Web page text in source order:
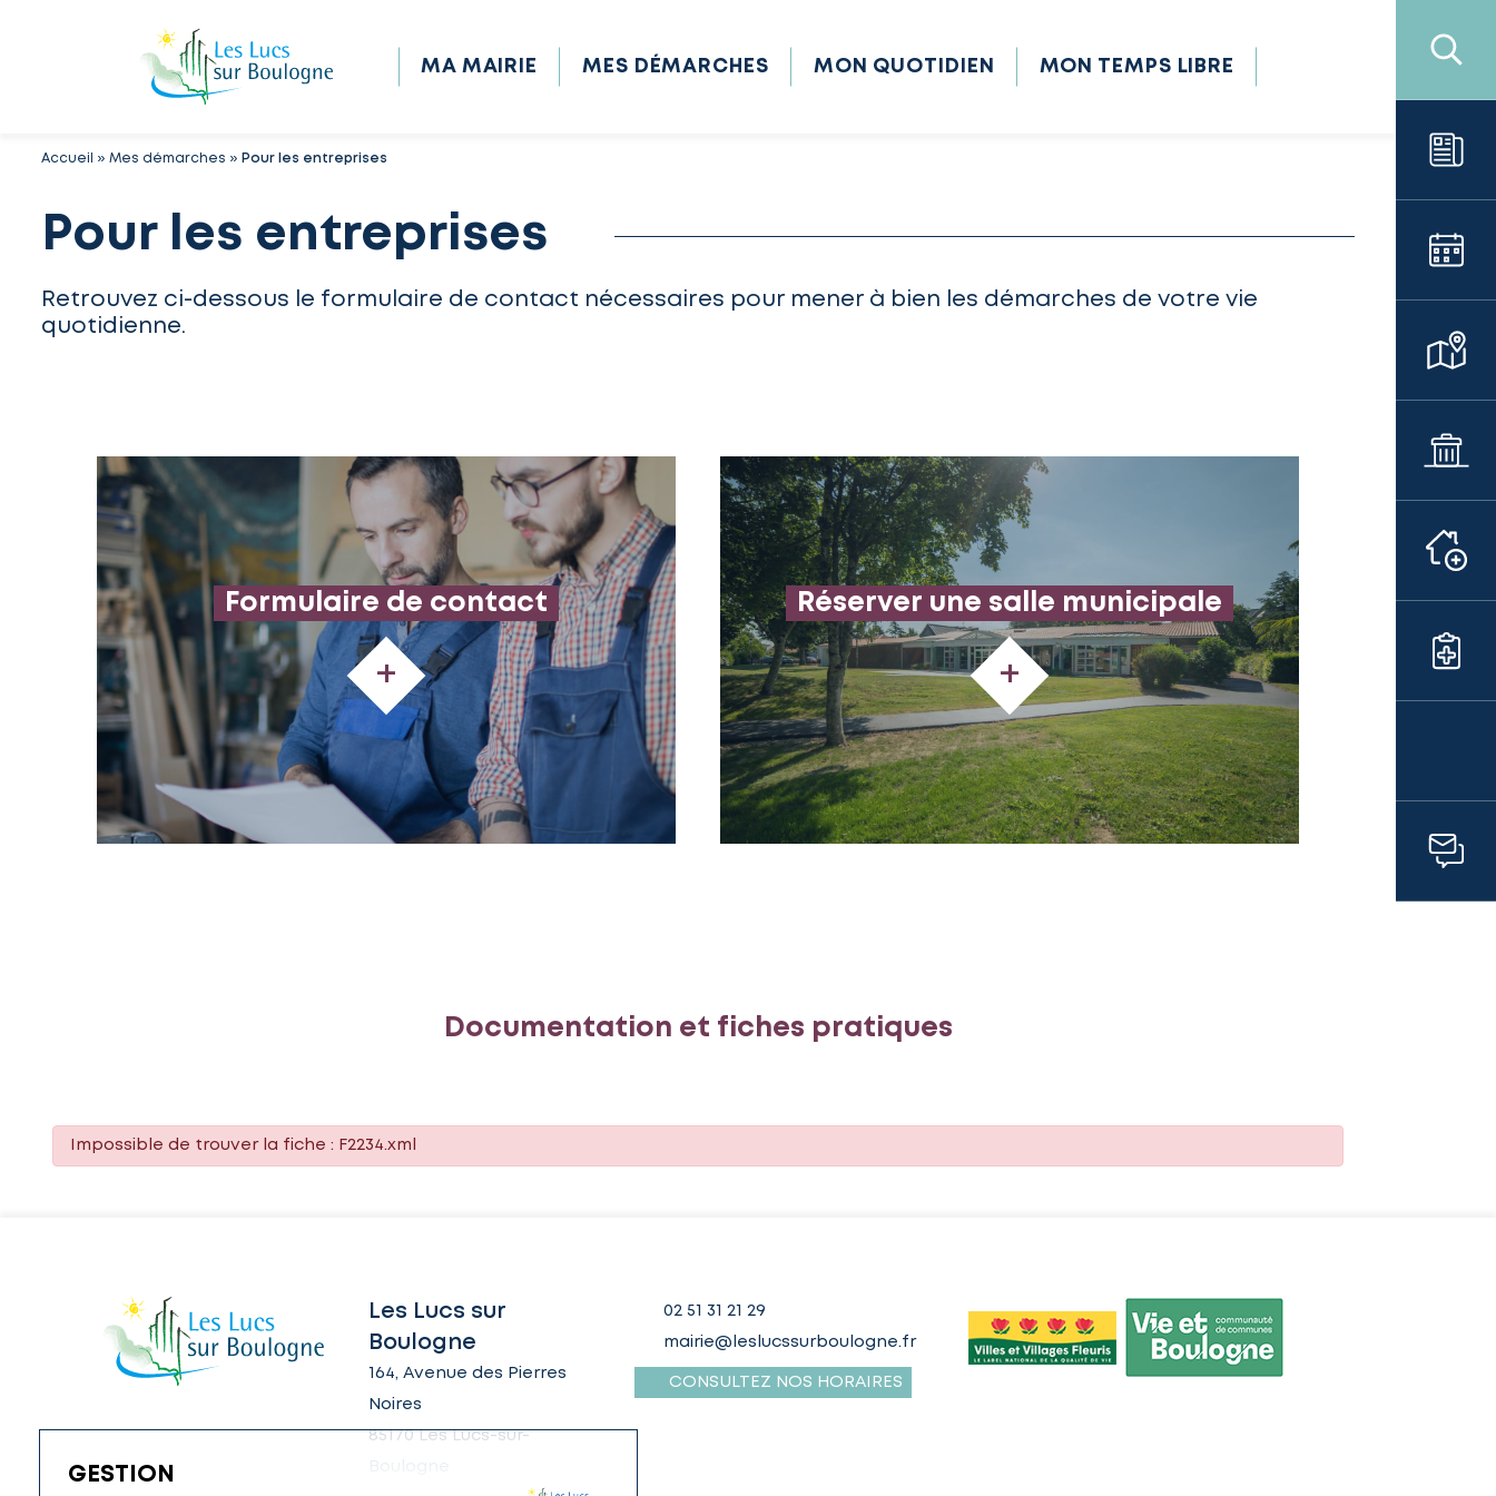
MA MAIRIE MES DÉMARCHES MON QUOTIDIEN MON TEMPS LIBRE
Accueil » Mes démarches » Pour les entreprises
Pour les entreprises
Retrouvez ci-dessous le formulaire de contact nécessaires pour mener à bien les démarches de votre vie
quotidienne.
Formulaire de contact
+
Réserver une salle municipale
+
Documentation et fiches pratiques
Impossible de trouver la fiche : F2234.xml
Les Lucs sur
Boulogne
164, Avenue des Pierres
Noires
85170 Les Lucs-sur-
02 51 31 21 29
mairie@leslucssurboulogne.fr
CONSULTEZ NOS HORAIRES
GESTION